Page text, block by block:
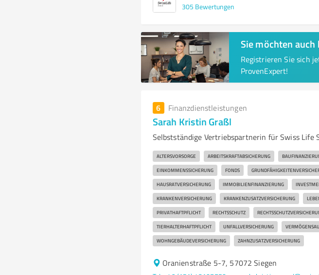
305 Bewertungen
Sie möchten
Registrieren Sie sich
ProvenExpert!
6 Finanzdienstleistungen
Sarah Kristin Graßl
Selbstständige Vertriebspartnerin für Swiss Life
ALTERSVORSORGE ARBEITSKRAFTABSICHERUNG
EINKOMMENSSICHERUNG FONDS
HAUSRATVERSICHERUNG IMMOBILIENFINANZIERUNG
KRANKENVERSICHERUNG KRANKENZUSATZVERSICHERUNG
PRIVATHAFTPFLICHT RECHTSSCHUTZ
TIERHALTERHAFTPFLICHT UNFALLVERSICHERUNG
WOHNGEBÄUDEVERSICHERUNG ZAHNZUSATZVERSICHERUNG
Oranienstraße 5-7, 57072 Siegen